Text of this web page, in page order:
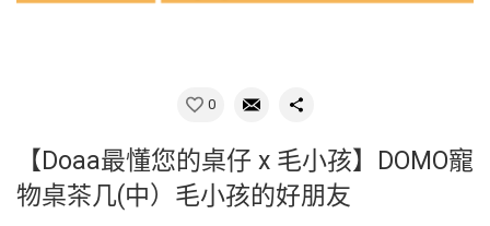
0
【Doaa最懂您的桌仔 x 毛小孩】DOMO寵
物桌茶几(中）毛小孩的好朋友